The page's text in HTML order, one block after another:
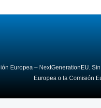
Europea – NextGenerationEU.
Europea o la Comisión